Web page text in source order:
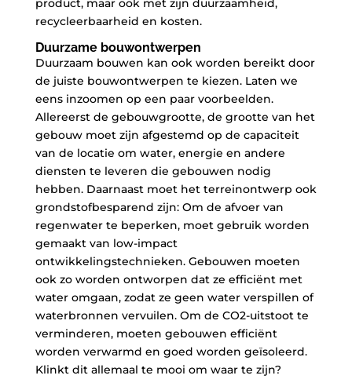
product, maar ook met zijn duurzaamheid,
recycleerbaarheid en kosten.
Duurzame bouwontwerpen
Duurzaam bouwen kan ook worden bereikt door
de juiste bouwontwerpen te kiezen. Laten we
eens inzoomen op een paar voorbeelden.
Allereerst de gebouwgrootte, de grootte van het
gebouw moet zijn afgestemd op de capaciteit
van de locatie om water, energie en andere
diensten te leveren die gebouwen nodig
hebben. Daarnaast moet het terreinontwerp ook
grondstofbesparend zijn: Om de afvoer van
regenwater te beperken, moet gebruik worden
gemaakt van low-impact
ontwikkelingstechnieken. Gebouwen moeten
ook zo worden ontworpen dat ze efficiënt met
water omgaan, zodat ze geen water verspillen of
waterbronnen vervuilen. Om de CO2-uitstoot te
verminderen, moeten gebouwen efficiënt
worden verwarmd en goed worden geïsoleerd.
Klinkt dit allemaal te mooi om waar te zijn?